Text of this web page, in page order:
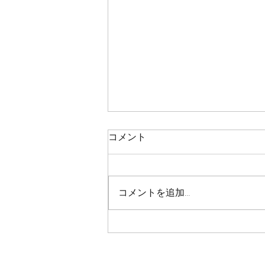
鯛ラバ
本日の釣果 マダイ ０枚 コメント
さいました！
コメント
コメントを追加…